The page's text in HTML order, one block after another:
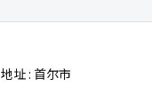
地址 : 首尔市